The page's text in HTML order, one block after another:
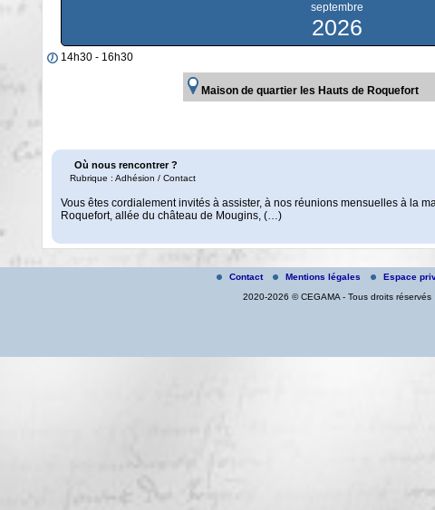
septembre
2026
14h30 - 16h30
Maison de quartier les Hauts de Roquefort
Où nous rencontrer ?
Rubrique : Adhésion / Contact
Vous êtes cordialement invités à assister, à nos réunions mensuelles à la
Roquefort, allée du château de Mougins, (…)
Contact Mentions légales
Espace
2020-2026 © CEGAMA - Tous droits réservés